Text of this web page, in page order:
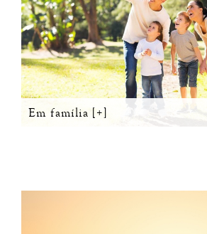
Em família [+]